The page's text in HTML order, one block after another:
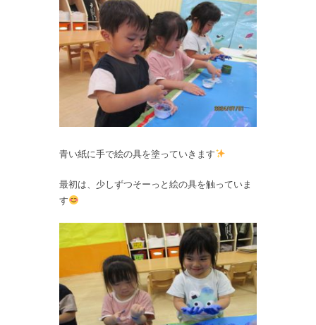
青い紙に手で絵の具を塗っていきます
最初は、少しずつそーっと絵の具を触っていま
す